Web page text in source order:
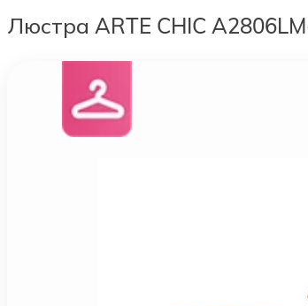
Люстра ARTE CHIC